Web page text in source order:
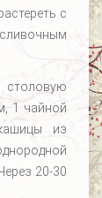
с
столовую
1 чайной
из
20-30